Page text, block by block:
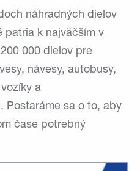
náhradných dielov
patria k najväčším v
000 dielov pre
návesy, autobusy,
a
Postaráme sa o to, aby
čase potrebný